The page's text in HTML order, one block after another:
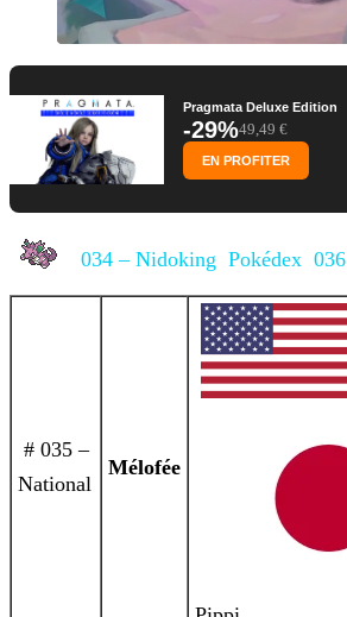
Pragmata Deluxe Edition
-29%49,49 €
EN PROFITER
034 – Nidoking Pokédex
# 035 –
National
Mélofée